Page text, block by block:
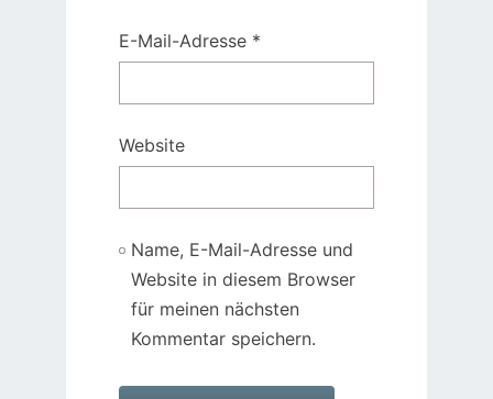
E-Mail-Adresse *
Website
Name, E-Mail-Adresse und
Website in diesem Browser
für meinen nächsten
Kommentar speichern.